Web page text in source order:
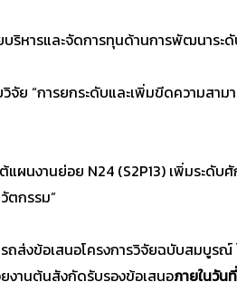
ริหารและจัดการทุนด้านการพัฒนาระ
จัย “การยกระดับและเพิ่มขีดความสา
แผนงานย่อย N24 (S2P13) เพิ่มระดั
ตกรรม”
ถส่งข้อเสนอโครงการวิจัยฉบับสมบูรณ์
งานต้นสังกัดรับรองข้อเสนอภายในวัน